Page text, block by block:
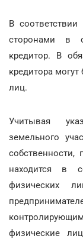
В
сторонами в
кредитор. В
кредитора
лиц.
Учитывая
земельного
собственности,
находится в
физических
физические